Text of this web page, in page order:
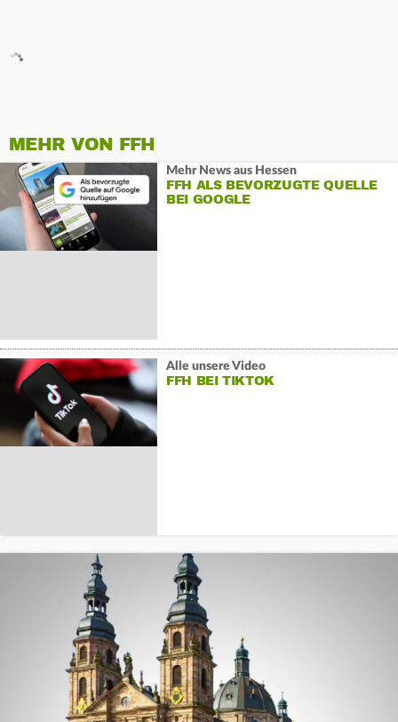
MEHR VON FFH
Mehr News aus Hessen
FFH ALS BEVORZUGTE QUELLE
BEI GOOGLE
Alle unsere Video
FFH BEI TIKTOK